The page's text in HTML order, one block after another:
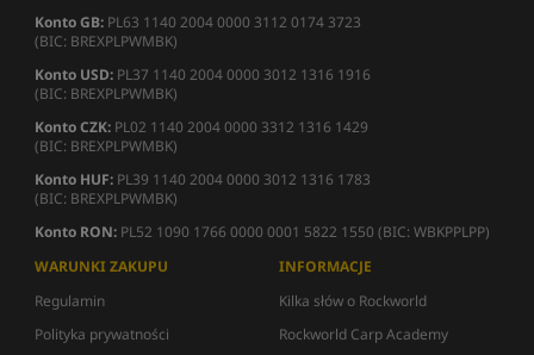
Konto GB: PL63 1140 2004 0000 3112 0174 3723
(BIC: BREXPLPWMBK)
Konto USD: PL37 1140 2004 0000 3012 1316 1916
(BIC: BREXPLPWMBK)
Konto CZK: PL02 1140 2004 0000 3312 1316 1429
(BIC: BREXPLPWMBK)
Konto HUF: PL39 1140 2004 0000 3012 1316 1783
(BIC: BREXPLPWMBK)
Konto RON: PL52 1090 1766 0000 0001 5822 1550 (BIC: WBKPPLPP)
WARUNKI ZAKUPU
Regulamin
Polityka prywatności
INFORMACJE
Kilka słów o Rockworld
Rockworld Carp Academy